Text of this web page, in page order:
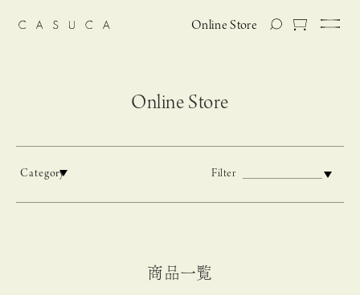
Online Store
Online Store
Category Filter
商品一覧